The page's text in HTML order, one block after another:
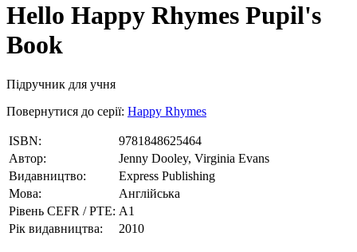
Hello Happy Rhymes Pupil's
Book
Підручник для учня
Повернутися до серії: Happy Rhymes
ISBN:
9781848625464
Автор:
Jenny Dooley, Virginia Evans
Видавництво:
Express Publishing
Мова:
Англійська
Рівень CEFR / PTE: А1
Рік видавництва:
2010